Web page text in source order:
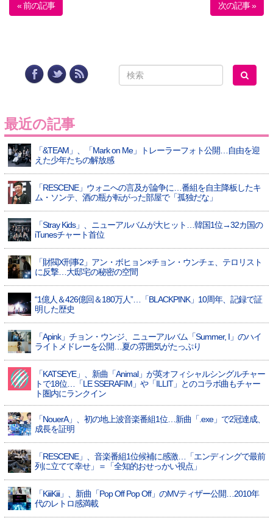
« 前の記事 次の記事 »
最近の記事
「&TEAM」、「Mark on Me」トレーラーフォト公開…自由を迎
えた少年たちの解放感
「RESCENE」ウォニへの言及が論争に…番組を自主降板したキ
ム・ソンテ、酒の瓶が転がった部屋で「孤独だな」
「Stray Kids」、ニューアルバムが大ヒット…韓国1位→32カ国の
iTunesチャート首位
「財閥X刑事2」アン・ボヒョン×チョン・ウンチェ、テロリスト
に反撃…大邸宅の秘密の空間
“1億人＆426億回＆180万人”…「BLACKPINK」10周年、記録で証
明した歴史
「Apink」チョン・ウンジ、ニューアルバム「Summer, I」のハイ
ライトメドレーを公開…夏の雰囲気がたっぷり
「KATSEYE」、新曲「Animal」が英オフィシャルシングルチャー
トで18位…「LE SSERAFIM」や「ILLIT」とのコラボ曲もチャー
ト圏内にランクイン
「NouerA」、初の地上波音楽番組1位…新曲「.exe」で2冠達成、
成長を証明
「RESCENE」、音楽番組1位候補に感激…「エンディングで最前
列に立てて幸せ」＝「全知的おせっかい視点」
「KiiiKiii」、新曲「Pop Off Pop Off」のMVティザー公開…2010年
代のレトロ感満載